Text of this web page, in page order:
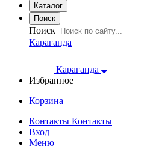
Каталог
Поиск
Поиск
Караганда
Караганда
Избранное
Корзина
Контакты Контакты
Вход
Меню